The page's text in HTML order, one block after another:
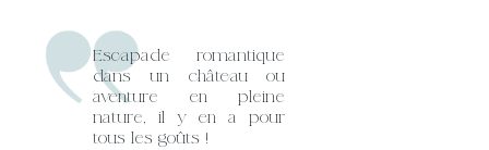
Escapade romantique
dans un château ou
aventure en pleine
nature, il y en a pour
tous les goûts !